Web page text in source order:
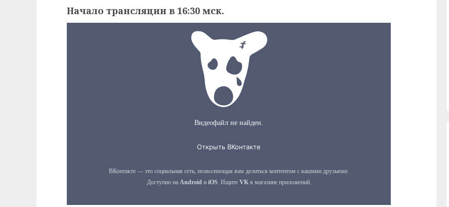
Начало трансляции в 16:30 мск.